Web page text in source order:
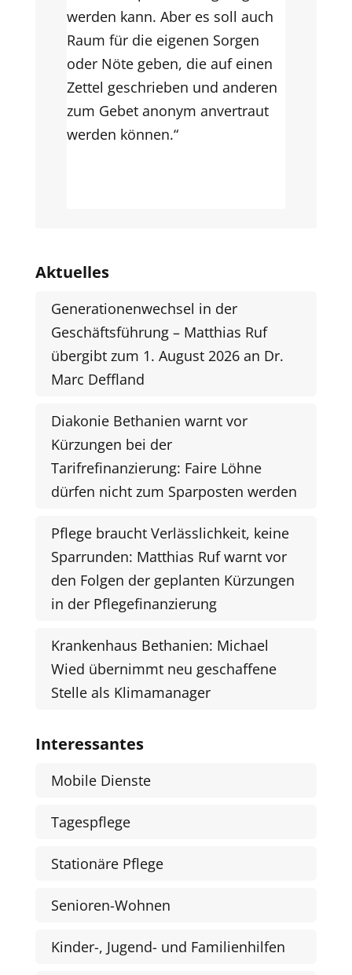
werden kann. Aber es soll auch
Raum für die eigenen Sorgen
oder Nöte geben, die auf einen
Zettel geschrieben und anderen
zum Gebet anonym anvertraut
werden können.“
Aktuelles
Generationenwechsel in der
Geschäftsführung – Matthias Ruf
übergibt zum 1. August 2026 an Dr.
Marc Deffland
Diakonie Bethanien warnt vor
Kürzungen bei der
Tarifrefinanzierung: Faire Löhne
dürfen nicht zum Sparposten werden
Pflege braucht Verlässlichkeit, keine
Sparrunden: Matthias Ruf warnt vor
den Folgen der geplanten Kürzungen
in der Pflegefinanzierung
Krankenhaus Bethanien: Michael
Wied übernimmt neu geschaffene
Stelle als Klimamanager
Interessantes
Mobile Dienste
Tagespflege
Stationäre Pflege
Senioren-Wohnen
Kinder-, Jugend- und Familienhilfen